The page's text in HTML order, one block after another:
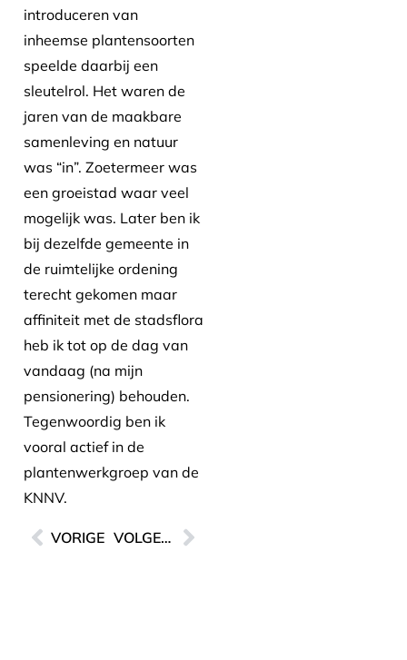
introduceren van
inheemse plantensoorten
speelde daarbij een
sleutelrol. Het waren de
jaren van de maakbare
samenleving en natuur
was “in”. Zoetermeer was
een groeistad waar veel
mogelijk was. Later ben ik
bij dezelfde gemeente in
de ruimtelijke ordening
terecht gekomen maar
affiniteit met de stadsflora
heb ik tot op de dag van
vandaag (na mijn
pensionering) behouden.
Tegenwoordig ben ik
vooral actief in de
plantenwerkgroep van de
KNNV.
VORIGE VOLGENDE